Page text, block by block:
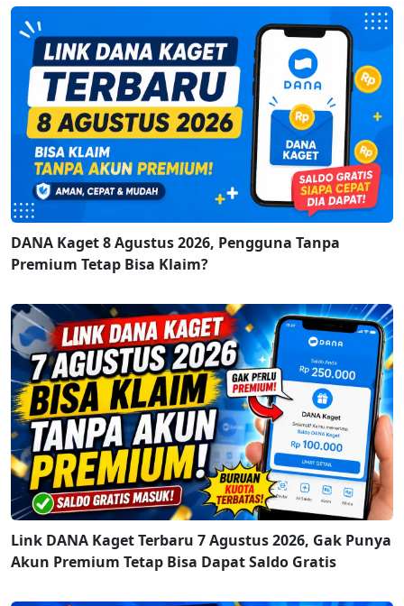
DANA Kaget 8 Agustus 2026, Pengguna Tanpa
Premium Tetap Bisa Klaim?
Link DANA Kaget Terbaru 7 Agustus 2026, Gak Punya
Akun Premium Tetap Bisa Dapat Saldo Gratis